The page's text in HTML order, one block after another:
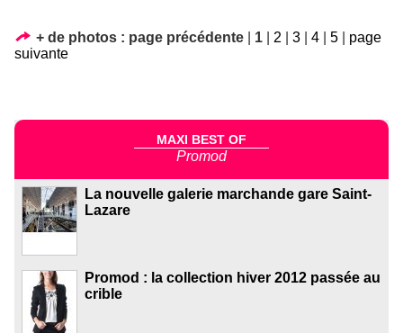
+ de photos : page précédente 1 2 3 4 5
page
suivante
MAXI BEST OF
Promod
La nouvelle galerie marchande gare Saint-
Lazare
Promod : la collection hiver 2012 passée au
crible